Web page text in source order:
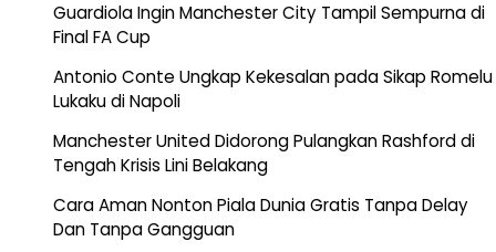
Guardiola Ingin Manchester City Tampil Sempurna di
Final FA Cup
Antonio Conte Ungkap Kekesalan pada Sikap Romelu
Lukaku di Napoli
Manchester United Didorong Pulangkan Rashford di
Tengah Krisis Lini Belakang
Cara Aman Nonton Piala Dunia Gratis Tanpa Delay
Dan Tanpa Gangguan